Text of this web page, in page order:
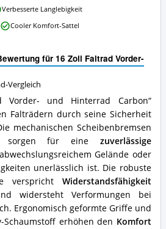
für 16 Zoll Faltrad Vorder-
Vergleich
Vorder- und Hinterrad Carbon“
Falträdern durch seine Sicherheit
mechanischen Scheibenbremsen
sorgen für eine zuverlässige
Gelände oder
unerlässlich ist. Die robuste
verspricht Widerstandsfähigkeit
widersteht Verformungen bei
Ergonomisch geformte Griffe und
Schaumstoff erhöhen den Komfort
Verbesserte Langlebigkeit
Cooler Komfort-Sattel